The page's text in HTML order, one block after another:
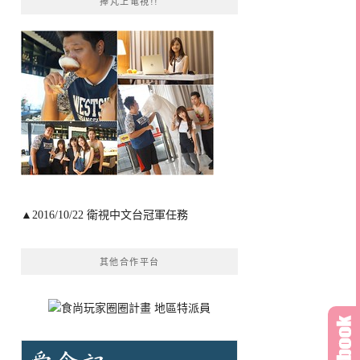
▲2016/10/22 衛視中文台冠軍任務
其他合作平台